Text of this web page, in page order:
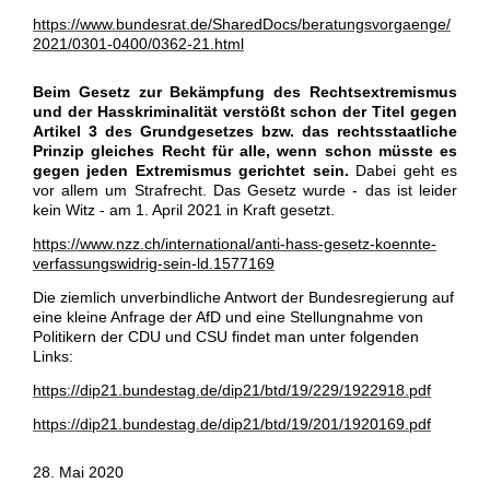
https://www.bundesrat.de/SharedDocs/beratungsvorgaenge/
2021/0301-0400/0362-21.html
Beim Gesetz zur Bekämpfung des Rechtsextremismus
und der Hasskriminalität verstößt schon der Titel gegen
Artikel 3 des Grundgesetzes bzw. das rechtsstaatliche
Prinzip gleiches Recht für alle, wenn schon müsste es
gegen jeden Extremismus gerichtet sein. Dabei geht es
vor allem um Strafrecht.
Das Gesetz wurde - das ist leider
kein Witz - am 1. April 2021 in Kraft gesetzt.
https://www.nzz.ch/international/anti-hass-gesetz-koennte-
verfassungswidrig-sein-ld.1577169
Die ziemlich unverbindliche Antwort der Bundesregierung auf
eine kleine Anfrage der AfD und eine Stellungnahme von
Politikern der CDU und CSU findet man unter folgenden
Links:
https://dip21.bundestag.de/dip21/btd/19/229/1922918.pdf
https://dip21.bundestag.de/dip21/btd/19/201/1920169.pdf
28. Mai 2020